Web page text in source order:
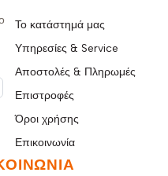
Το κατάστημά μας
Υπηρεσίες & Service
Αποστολές & Πληρωμές
Επιστροφές
Όροι χρήσης
Επικοινωνία